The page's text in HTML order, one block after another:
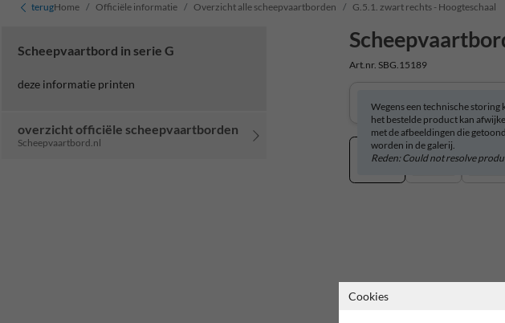
terugHome Officiële informatie Overzicht alle scheepvaartborden G.5.1. zwart rechts - Hoogteschaal
Scheepvaartbord in serie G
deze informatie printen
overzicht officiële scheepvaartborden
Scheepvaartbord.nl
Art.nr. SBG.15189
Wegens een technische storing
het bestelde product kan
met de afbeeldingen die getoond
worden in de galerij.
Reden: Could not resolve
Cookies